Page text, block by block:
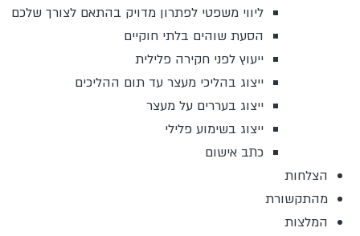
ליווי משפטי לפתרון מדויק בהתאם לצורך שלכם
הסעת שוהים בלתי חוקיים
ייעוץ לפני חקירה פלילית
ייצוג בהליכי מעצר עד תום ההליכים
ייצוג בעררים על מעצר
ייצוג בשימוע פלילי
כתב אישום
הצלחות
מהתקשורת
המלצות